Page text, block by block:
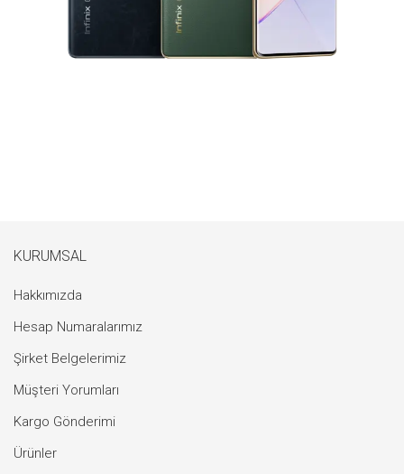
KURUMSAL
Hakkımızda
Hesap Numaralarımız
Şirket Belgelerimiz
Müşteri Yorumları
Kargo Gönderimi
Ürünler